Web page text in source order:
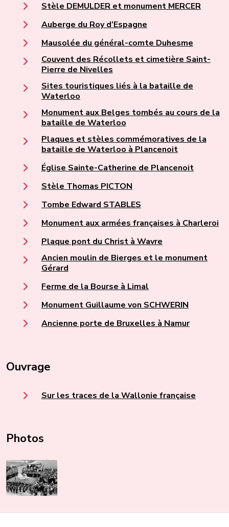
Stèle DEMULDER et monument MERCER
Auberge du Roy d’Espagne
Mausolée du général-comte Duhesme
Couvent des Récollets et cimetière Saint-
Pierre de Nivelles
Sites touristiques liés à la bataille de
Waterloo
Monument aux Belges tombés au cours de la
bataille de Waterloo
Plaques et stèles commémoratives de la
bataille de Waterloo à Plancenoit
Église Sainte-Catherine de Plancenoit
Stèle Thomas PICTON
Tombe Edward STABLES
Monument aux armées françaises à Charleroi
Plaque pont du Christ à Wavre
Ancien moulin de Bierges et le monument
Gérard
Ferme de la Bourse à Limal
Monument Guillaume von SCHWERIN
Ancienne porte de Bruxelles à Namur
Ouvrage
Sur les traces de la Wallonie française
Photos